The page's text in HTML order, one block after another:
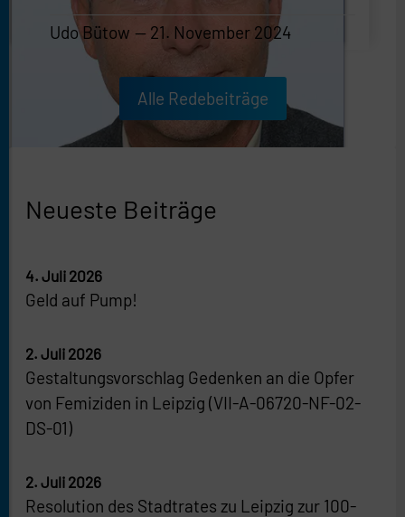
Udo Bütow 21. November 2024
Udo Bütow — 21. November 2024
Alle Redebeiträge
Neueste Beiträge
Geld auf Pump!
4. Juli 2026
Gestaltungsvorschlag Gedenken an die Opfer
von Femiziden in Leipzig (VII-A-06720-NF-02-
DS-01)
2. Juli 2026
Resolution des Stadtrates zu Leipzig zur 100-
2. Juli 2026